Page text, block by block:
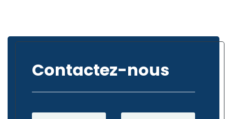
Contactez-nous